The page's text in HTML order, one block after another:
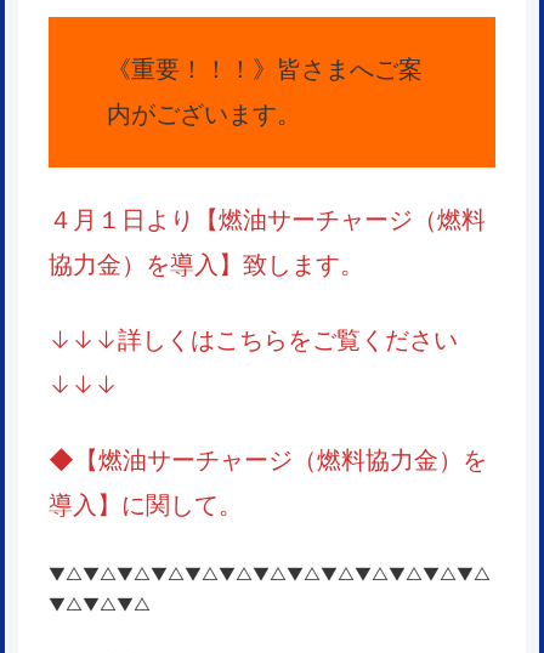
《重要！！！》皆さまへご案
内がございます。
４月１日より【燃油サーチャージ（燃料
協力金）を導入】致します。
↓↓↓詳しくはこちらをご覧ください
↓↓↓
◆ 【燃油サーチャージ（燃料協力金）を
導入】 に関して。
▼△▼△▼△▼△▼△▼△▼△▼△▼△▼△▼△▼△▼△
▼△▼△▼△